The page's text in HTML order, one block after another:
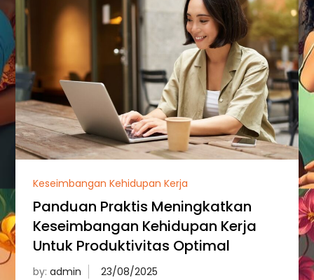
Keseimbangan Kehidupan Kerja
Panduan Praktis Meningkatkan
Keseimbangan Kehidupan Kerja
Untuk Produktivitas Optimal
by:admin